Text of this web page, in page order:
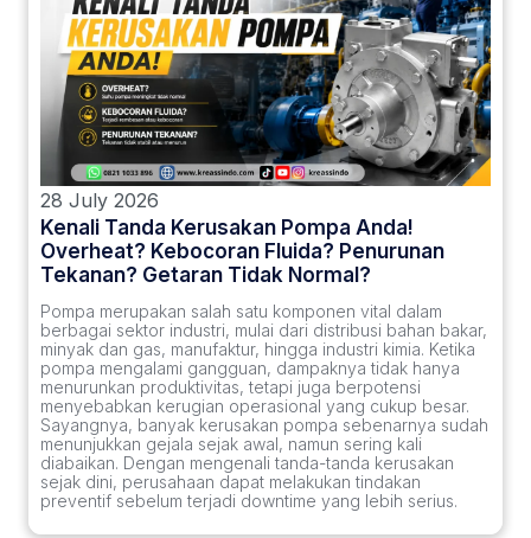
28 July 2026
Kenali Tanda Kerusakan Pompa Anda!
Overheat? Kebocoran Fluida? Penurunan
Tekanan? Getaran Tidak Normal?
Pompa merupakan salah satu komponen vital dalam
berbagai sektor industri, mulai dari distribusi bahan bakar,
minyak dan gas, manufaktur, hingga industri kimia. Ketika
pompa mengalami gangguan, dampaknya tidak hanya
menurunkan produktivitas, tetapi juga berpotensi
menyebabkan kerugian operasional yang cukup besar.
Sayangnya, banyak kerusakan pompa sebenarnya sudah
menunjukkan gejala sejak awal, namun sering kali
diabaikan. Dengan mengenali tanda-tanda kerusakan
sejak dini, perusahaan dapat melakukan tindakan
preventif sebelum terjadi downtime yang lebih serius.